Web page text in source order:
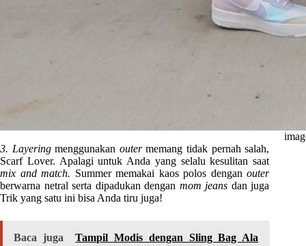
3. Layeringmenggunakan outermemang tidak pernah salah,
Scarf Lover. Apalagi untuk Anda yang selalu kesulitan saat
mix and match. Summer memakai kaos polos denganouter
berwarna netral serta dipadukan dengan mom jeans dan juga
Trik yang satu ini bisa Anda tiru juga!
Baca juga
Tampil Modis dengan Sling Bag Ala